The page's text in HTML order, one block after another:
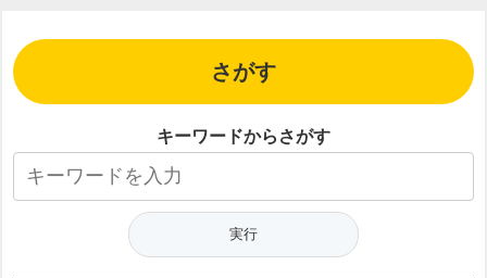
さがす
キーワードからさがす